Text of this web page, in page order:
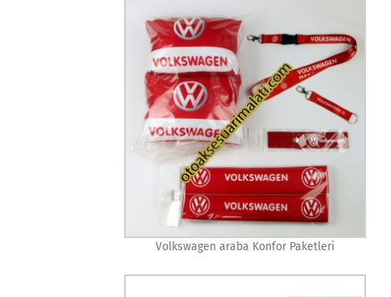
Volkswagen araba Konfor Paketleri